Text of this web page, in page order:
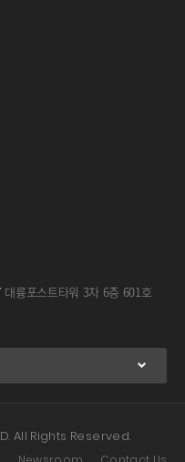
륭포스트타워 3차 6층 601호
All Rights Reserved.